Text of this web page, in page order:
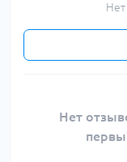
Нет